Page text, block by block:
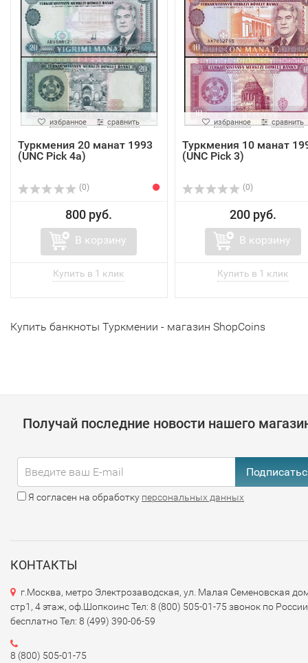
избранное сравнить
Туркмения 20 манат 1993
(UNC Pick 4a)
(0)
800 руб.
В корзину
избранное сравнить
Туркмения 10 манат
(UNC Pick 3)
(0)
200 руб.
В корзину
Купить банкноты Туркмении - магазин ShopCoins
Получай последние новости нашего
Я согласен на обработку персональных данных
КОНТАКТЫ
г.Москва, метро Электрозаводская, ул. Малая Семеновская
стр1, 4 этаж, оф.Шопкоинс Тел: 8 (800) 505-01-75 звонок по России
бесплатно Тел: 8 (499) 390-06-59
8 (800) 505-01-75